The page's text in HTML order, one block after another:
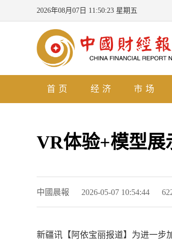
2026年08月07日 11:50:24 星期五
首页 经济 市场
VR体验+模型展
中國晨報 2026-05-07 10:54:44
新疆讯【阿依宝丽报道】为进一步